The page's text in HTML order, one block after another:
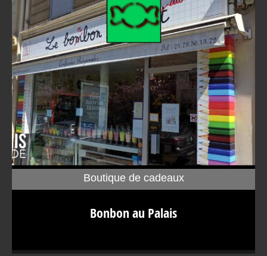
paie pas de mine avec une enseigne originale de cahier
des plus grands noms de la confiserie de luxe en France.
Boutique de cadeaux
Bonbon au Palais